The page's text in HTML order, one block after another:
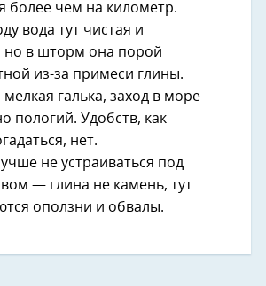
более чем на километр.
вода тут чистая и
но в шторм она порой
из-за примеси глины.
галька, заход в море
пологий. Удобств, как
нет.
не устраиваться под
— глина не камень, тут
оползни и обвалы.